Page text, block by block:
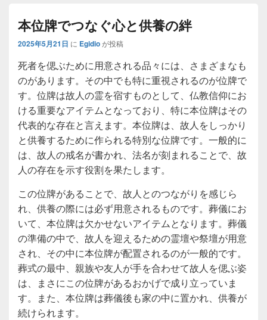
本位牌でつなぐ心と供養の絆
2025年5月21日 に Egidioが投稿
死者を偲ぶために用意される品々には、さまざまなも
のがあります。 その中でも特に重視されるのが位牌で
す。位牌は故人の霊を宿すものとして、仏教信仰にお
ける重要なアイテムとなっており、特に本位牌はその
代表的な存在と言えます。本位牌は、故人をしっかり
と供養するために作られる特別な位牌です。一般的に
は、故人の戒名が書かれ、法名が刻まれることで、故
人の存在を示す役割を果たします。
この位牌があることで、故人とのつながりを感じら
れ、供養の際には必ず用意されるものです。葬儀にお
いて、本位牌は欠かせないアイテムとなります。葬儀
の準備の中で、故人を迎えるための霊壇や祭壇が用意
され、その中に本位牌が配置されるのが一般的です。
葬式の最中、親族や友人が手を合わせて故人を偲ぶ姿
は、まさにこの位牌があるおかげで成り立っていま
す。また、本位牌は葬儀後も家の中に置かれ、供養が
続けられます。